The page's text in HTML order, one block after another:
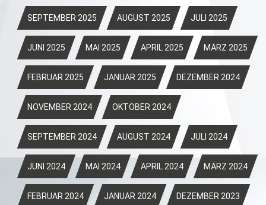
SEPTEMBER 2025 AUGUST 2025 JULI 2025
JUNI 2025 MAI 2025 APRIL 2025 MÄRZ 2025
FEBRUAR 2025 JANUAR 2025 DEZEMBER 2024
NOVEMBER 2024 OKTOBER 2024
SEPTEMBER 2024 AUGUST 2024 JULI 2024
JUNI 2024 MAI 2024 APRIL 2024 MÄRZ 2024
FEBRUAR 2024 JANUAR 2024 DEZEMBER 2023